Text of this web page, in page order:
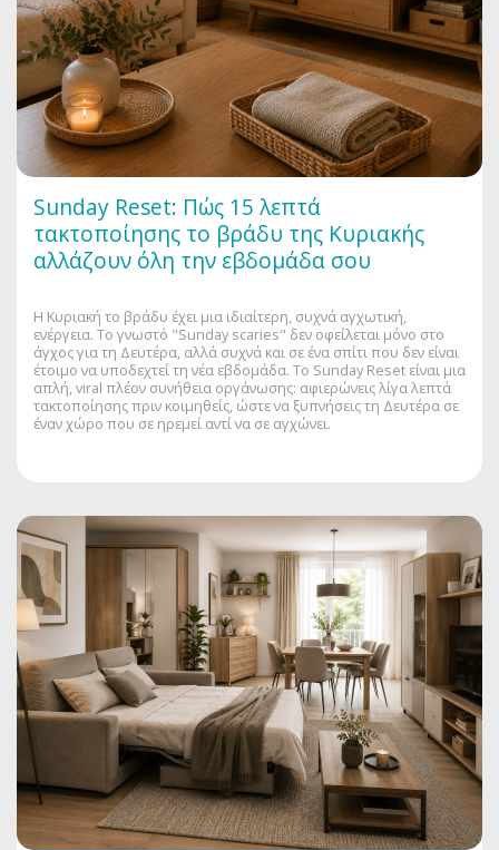
Sunday Reset: Πώς 15 λεπτά
τακτοποίησης το βράδυ της Κυριακής
αλλάζουν όλη την εβδομάδα σου
Η Κυριακή το βράδυ έχει μια ιδιαίτερη, συχνά αγχωτική,
ενέργεια. Το γνωστό "Sunday scaries" δεν οφείλεται μόνο στο
άγχος για τη Δευτέρα, αλλά συχνά και σε ένα σπίτι που δεν είναι
έτοιμο να υποδεχτεί τη νέα εβδομάδα. Το Sunday Reset είναι μια
απλή, viral πλέον συνήθεια οργάνωσης: αφιερώνεις λίγα λεπτά
τακτοποίησης πριν κοιμηθείς, ώστε να ξυπνήσεις τη Δευτέρα σε
έναν χώρο που σε ηρεμεί αντί να σε αγχώνει.